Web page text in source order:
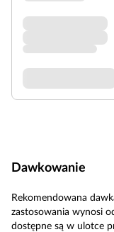
Dawkowanie
Rekomendowana
zastosowania wynosi
dostępne są w ulotce